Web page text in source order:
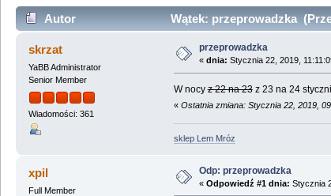
Autor Wątek: przeprowadzka
skrzat
YaBB Administrator
Senior Member
Wiadomości: 361
przeprowadzka
« dnia: Stycznia 22, 2019,
W nocyz 22 na 23z 23 na 24
« Ostatnia zmiana: Stycznia 22, 2019,
sklep Lem Mróz
xpil
Full Member
Odp: przeprowadzka
« Odpowiedź #1 dnia: Stycznia